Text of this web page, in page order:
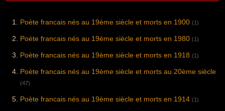
Poète francais nés au 19ème siècle et morts en 1900 (1)
Poète francais nés au 19ème siècle et morts en 1980 (1)
Poète francais nés au 19ème siècle et morts en 1918 (1)
Poète francais nés au 19ème siècle et morts au 20ème siècle
(47)
Poète francais nés au 19ème siècle et morts en 1914 (1)